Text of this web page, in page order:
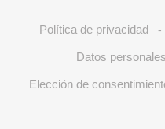
Política de privacidad -
Datos
Elección de